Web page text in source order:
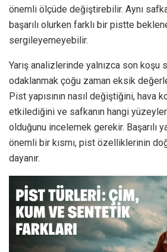
önemli ölçüde değiştirebilir. Aynı
başarılı olurken farklı bir pistte
sergileyemeyebilir.
Yarış analizlerinde yalnızca son koşu
odaklanmak çoğu zaman eksik
Pist yapısının nasıl değiştiğini, hava
etkilediğini ve safkanın hangi
olduğunu incelemek gerekir. Başarılı
önemli bir kısmı, pist özelliklerinin
dayanır.